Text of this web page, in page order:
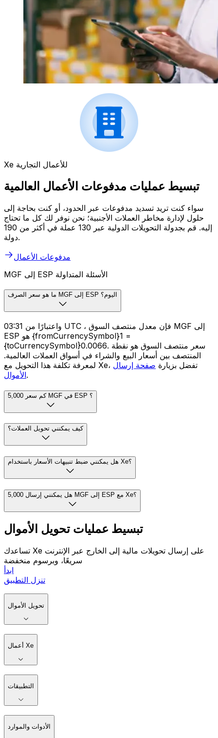
Xe للأعمال التجارية
تبسيط عمليات مدفوعات الأعمال العالمية
سواء كنت تريد تسديد مدفوعات عبر الحدود، أو كنت بحاجة إلى
حلول لإدارة مخاطر العملات الأجنبية؛ نحن نوفر لك كل ما تحتاج
إليه. قم بجدولة التحويلات الدولية عبر 130 عملة في أكثر من 190
دولة.
مدفوعات الأعمال
MGF إلى ESP الأسئلة المتداولة
ما هو سعر الصرف MGF إلى ESP اليوم؟
واعتبارًا من 03:31 UTC ، فإن معدل منتصف السوق MGF إلى
ESP هو {fromCurrencySymbol}1 =
{toCurrencySymbol}0.0066. سعر منتصف السوق هو نقطة
المنتصف بين أسعار البيع والشراء في أسواق العملات العالمية.
لمعرفة تكلفة هذا التحويل مع Xe، تفضل بزيارة صفحة إرسال
الأموال.
كم سعر 5,000 MGF في ESP ؟
كيف يمكنني تحويل العملات؟
هل يمكنني ضبط تنبيهات الأسعار باستخدام Xe؟
هل يمكنني إرسال 5,000 MGF إلى ESP مع Xe؟
تبسيط عمليات تحويل الأموال
تساعدك Xe على إرسال تحويلات مالية إلى الخارج عبر الإنترنت
سريعًا، وبرسوم منخفضة
ابدأ
تنزل التطبيق
تحويل الأموال
أعمال Xe
التطبيقات
الأدوات والموارد